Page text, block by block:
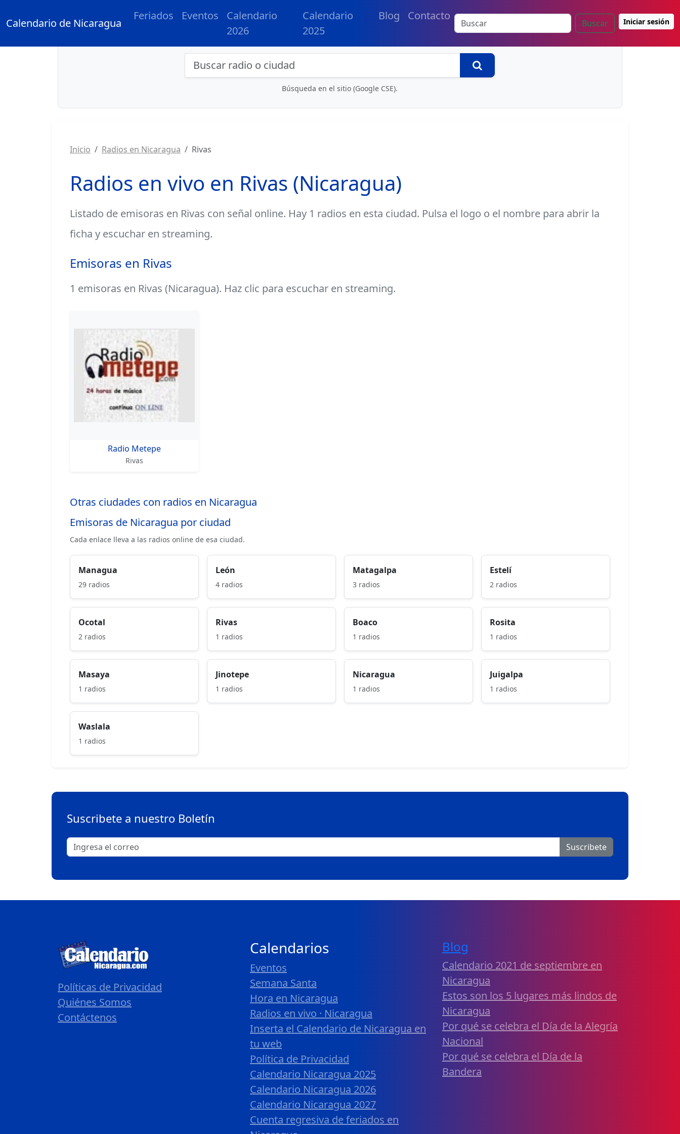
Calendario de Nicaragua
Feriados Eventos
Calendario
2026
Calendario
2025
Blog Contacto
Buscar Iniciar sesión
Búsqueda de radios y contenidos
Búsqueda en el sitio (Google CSE).
Inicio Radios en Nicaragua Rivas
Radios en vivo en Rivas (Nicaragua)
Listado de emisoras en Rivas con señal online. Hay 1 radios en esta ciudad. Pulsa el logo o el nombre para abrir la
ficha y escuchar en streaming.
Emisoras en Rivas
1 emisoras en Rivas (Nicaragua). Haz clic para escuchar en streaming.
Radio Metepe
Rivas
Otras ciudades con radios en Nicaragua
Emisoras de Nicaragua por ciudad
Cada enlace lleva a las radios online de esa ciudad.
Managua
29 radios
León
4 radios
Matagalpa
3 radios
Estelí
2 radios
Ocotal
2 radios
Rivas
1 radios
Boaco
1 radios
Rosita
1 radios
Masaya
1 radios
Jinotepe
1 radios
Nicaragua
1 radios
Juigalpa
1 radios
Waslala
1 radios
Suscribete a nuestro Boletín
Suscribete
Políticas de Privacidad
Quiénes Somos
Contáctenos
Calendarios
Eventos
Semana Santa
Hora en Nicaragua
Radios en vivo · Nicaragua
Inserta el Calendario de Nicaragua en
tu web
Política de Privacidad
Calendario Nicaragua 2025
Calendario Nicaragua 2026
Calendario Nicaragua 2027
Cuenta regresiva de feriados en
Blog
Calendario 2021 de septiembre en
Nicaragua
Estos son los 5 lugares más lindos de
Nicaragua
Por qué se celebra el Día de la Alegría
Nacional
Por qué se celebra el Día de la
Bandera